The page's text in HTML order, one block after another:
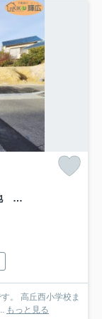
明石市大久保町山手台1丁目（全2区）B号地 土地
。 高丘西小学校ま
もっと見る